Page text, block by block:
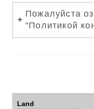
Пожалуйста
"Политикой
Land